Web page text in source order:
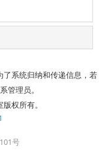
系统归纳和传递信息，若
管理员。
权所有。
号